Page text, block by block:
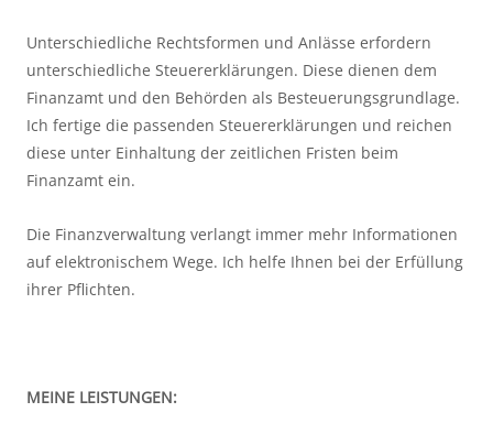
Unterschiedliche Rechtsformen und Anlässe erfordern
unterschiedliche Steuererklärungen. Diese dienen dem
Finanzamt und den Behörden als Besteuerungsgrundlage.
Ich fertige die passenden Steuererklärungen und reichen
diese unter Einhaltung der zeitlichen Fristen beim
Finanzamt ein.
Die Finanzverwaltung verlangt immer mehr Informationen
auf elektronischem Wege. Ich helfe Ihnen bei der Erfüllung
ihrer Pflichten.
MEINE LEISTUNGEN: